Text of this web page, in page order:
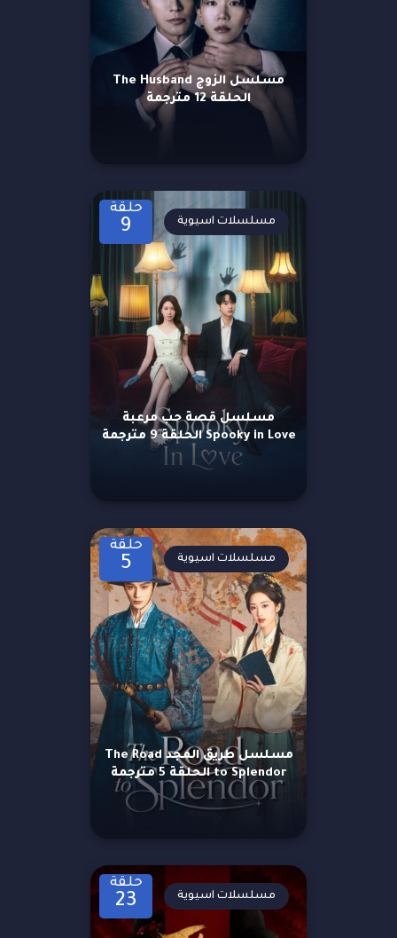
مسلسل الزوج The Husband
الحلقة 12 مترجمة
حلقة
9
مسلسل قصة حب مرعبة
Spooky in Love الحلقة 9 مترجمة
مسلسلات اسيوية
حلقة
5
مسلسل طريق المجد The Road
to Splendor الحلقة 5 مترجمة
مسلسلات اسيوية
حلقة
23 مسلسلات اسيوية